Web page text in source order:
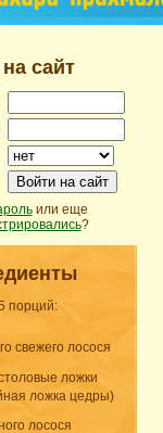
сайт
Войти на сайт
или еще
?
порций:
свежего лосося
ложки
ложка цедры)
лосося